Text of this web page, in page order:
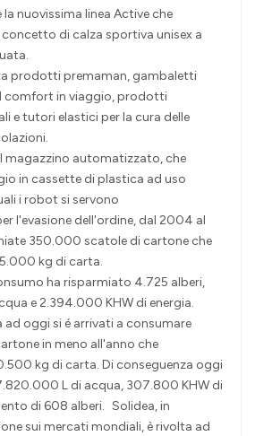
la nuovissima linea Active che
di calza sportiva unisex a
prodotti premaman, gambaletti
comfort in viaggio, prodotti
e tutori elastici per la cura delle
magazzino automatizzato, che
in cassette di plastica ad uso
i robot si servono
l'evasione dell'ordine, dal 2004 al
350.000 scatole di cartone che
kg di carta.
ha risparmiato 4.725 alberi,
e 2.394.000 KHW di energia.
oggi si é arrivati a consumare
in meno all'anno che
kg di carta. Di conseguenza oggi
L di acqua, 307.800 KHW di
di 608 alberi. Solidea, in
sui mercati mondiali, è rivolta ad